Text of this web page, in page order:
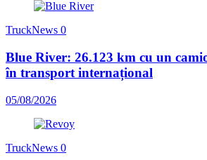
TruckNews 0
Blue River: 26.123 km cu un
în transport internațional
05/08/2026
TruckNews 0